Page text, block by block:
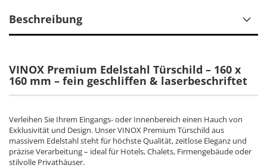
Beschreibung
VINOX Premium Edelstahl Türschild – 160 x
160 mm – fein geschliffen & laserbeschriftet
Verleihen Sie Ihrem Eingangs- oder Innenbereich einen Hauch von
Exklusivität und Design. Unser VINOX Premium Türschild aus
massivem Edelstahl steht für höchste Qualität, zeitlose Eleganz und
präzise Verarbeitung – ideal für Hotels, Chalets, Firmengebäude oder
stilvolle Privathäuser.